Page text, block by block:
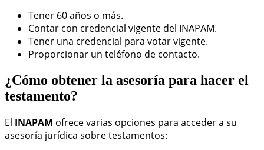
Tener 60 años o más.
Contar con credencial vigente del INAPAM.
Tener una credencial para votar vigente.
Proporcionar un teléfono de contacto.
¿Cómo obtener la asesoría para hacer el
testamento?
El INAPAM ofrece varias opciones para acceder a su
asesoría jurídica sobre testamentos: